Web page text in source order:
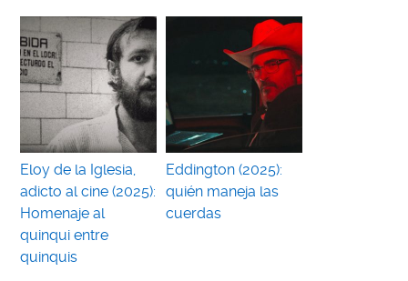
Eloy de la Iglesia,
adicto al cine (2025):
Homenaje al
quinqui entre
quinquis
Eddington (2025):
quién maneja las
cuerdas